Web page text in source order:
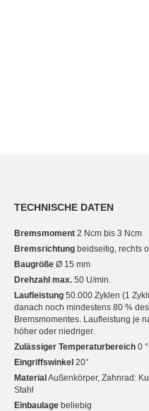
TECHNISCHE DATEN
Bremsmoment 2 Ncm bis 3 Ncm
Bremsrichtung beidseitig, rechts
Baugröße Ø 15 mm
Drehzahl max. 50 U/min.
Laufleistung 50.000 Zyklen (1
danach noch mindestens 80 %
Bremsmomentes. Laufleistung je
höher oder niedriger.
Zulässiger Temperaturbereich 0
Eingriffswinkel 20°
MaterialAußenkörper, Zahnrad:
Stahl
Einbaulage beliebig